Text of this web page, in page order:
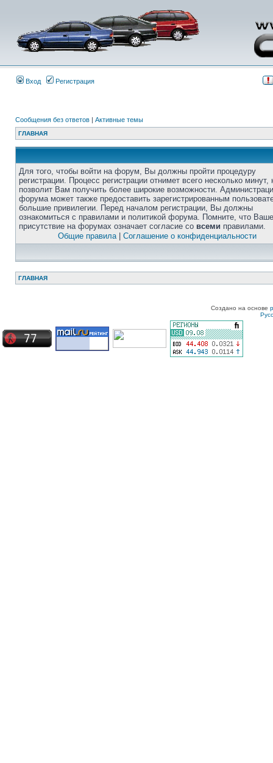
Вход Регистрация
Сообщения без ответов | Активные темы
ГЛАВНАЯ
Для того, чтобы войти на форум, Вы должны пройти процедуру
регистрации. Процесс регистрации отнимет всего несколько минут,
позволит Вам получить более широкие возможности.
форума может также предоставить зарегистрированным
большие привилегии. Перед началом регистрации, Вы должны
ознакомиться с правилами и политикой форума. Помните, что Ваше
присутствие на форумах означает согласие со всеми правилами.
Общие правила| Соглашение о конфиденциальности
ГЛАВНАЯ
Создано на основе